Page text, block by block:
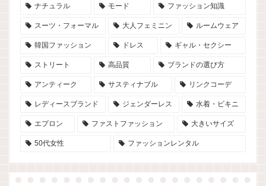
ナチュラル モード ファッション知識
スーツ・フォーマル 大人フェミニン ルームウェア
韓国ファッション ドレス ギャル・セクシー
ストリート 高品質 ブランドの選び方
アンティーク サスティナブル リンクコーデ
レディースブランド ジェンダーレス 水着・ビキニ
エプロン ファストファッション 大きいサイズ
50代女性 ファッションレンタル